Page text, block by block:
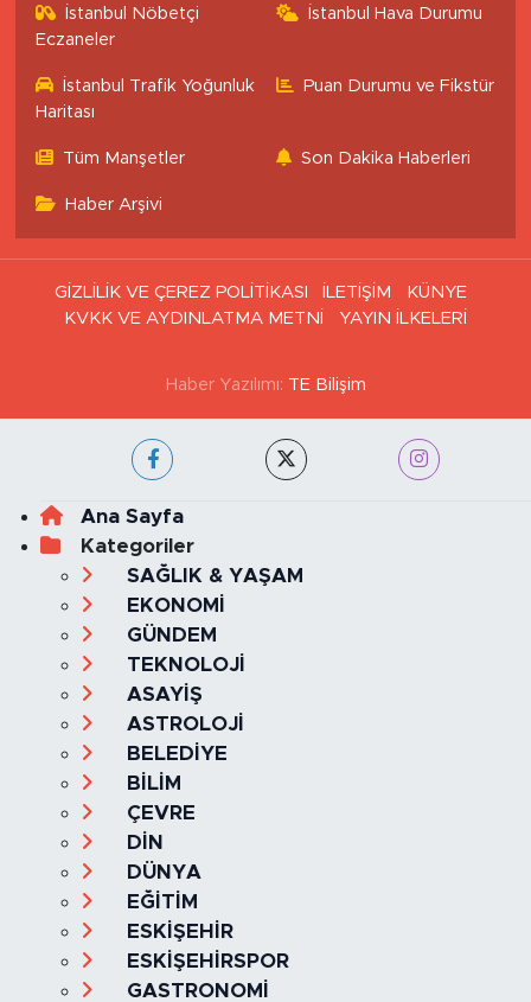
İstanbul Nöbetçi
Eczaneler
İstanbul Hava Durumu
İstanbul Trafik Yoğunluk
Haritası
Puan Durumu ve Fikstür
Tüm Manşetler Son Dakika Haberleri
Haber Arşivi
GİZLİLİK VE ÇEREZ POLİTİKASI İLETİŞİM
KÜNYE
KVKK VE AYDINLATMA METNİ
YAYIN İLKELERİ
Haber Yazılımı: TE Bilişim
Ana Sayfa
Kategoriler
SAĞLIK & YAŞAM
EKONOMİ
GÜNDEM
TEKNOLOJİ
ASAYİŞ
ASTROLOJİ
BELEDİYE
BİLİM
ÇEVRE
DİN
DÜNYA
EĞİTİM
ESKİŞEHİR
ESKİŞEHİRSPOR
GASTRONOMİ